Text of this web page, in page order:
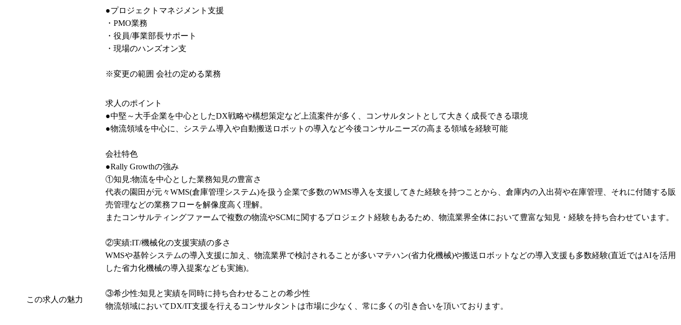
●プロジェクトマネジメント支援
・PMO業務
・役員/事業部長サポート
・現場のハンズオン支
※変更の範囲 会社の定める業務
この求人の魅力
求人のポイント
●中堅～大手企業を中心としたDX戦略や構想策定など上流案件が多く、コンサルタントとして大きく成長できる環境
●物流領域を中心に、システム導入や自動搬送ロボットの導入など今後コンサルニーズの高まる領域を経験可能
会社特色
●Rally Growthの強み
①知見:物流を中心とした業務知見の豊富さ
代表の園田が元々WMS(倉庫管理システム)を扱う企業で多数のWMS導入を支援してきた経験を持つことから、倉庫内の入出荷や在庫管理、それに付随する販
売管理などの業務フローを解像度高く理解。
またコンサルティングファームで複数の物流やSCMに関するプロジェクト経験もあるため、物流業界全体において豊富な知見・経験を持ち合わせています。
②実績:IT/機械化の支援実績の多さ
WMSや基幹システムの導入支援に加え、物流業界で検討されることが多いマテハン(省力化機械)や搬送ロボットなどの導入支援も多数経験(直近ではAIを活用
した省力化機械の導入提案なども実施)。
③希少性:知見と実績を同時に持ち合わせることの希少性
物流領域においてDX/IT支援を行えるコンサルタントは市場に少なく、常に多くの引き合いを頂いております。